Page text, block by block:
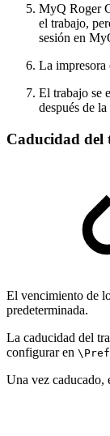
MyQ Roger
el trabajo,
sesión en
La
El trabajo se
después de
Caducidad del
El vencimiento de
predeterminada.
La caducidad del
configurar en
Una vez caducado,